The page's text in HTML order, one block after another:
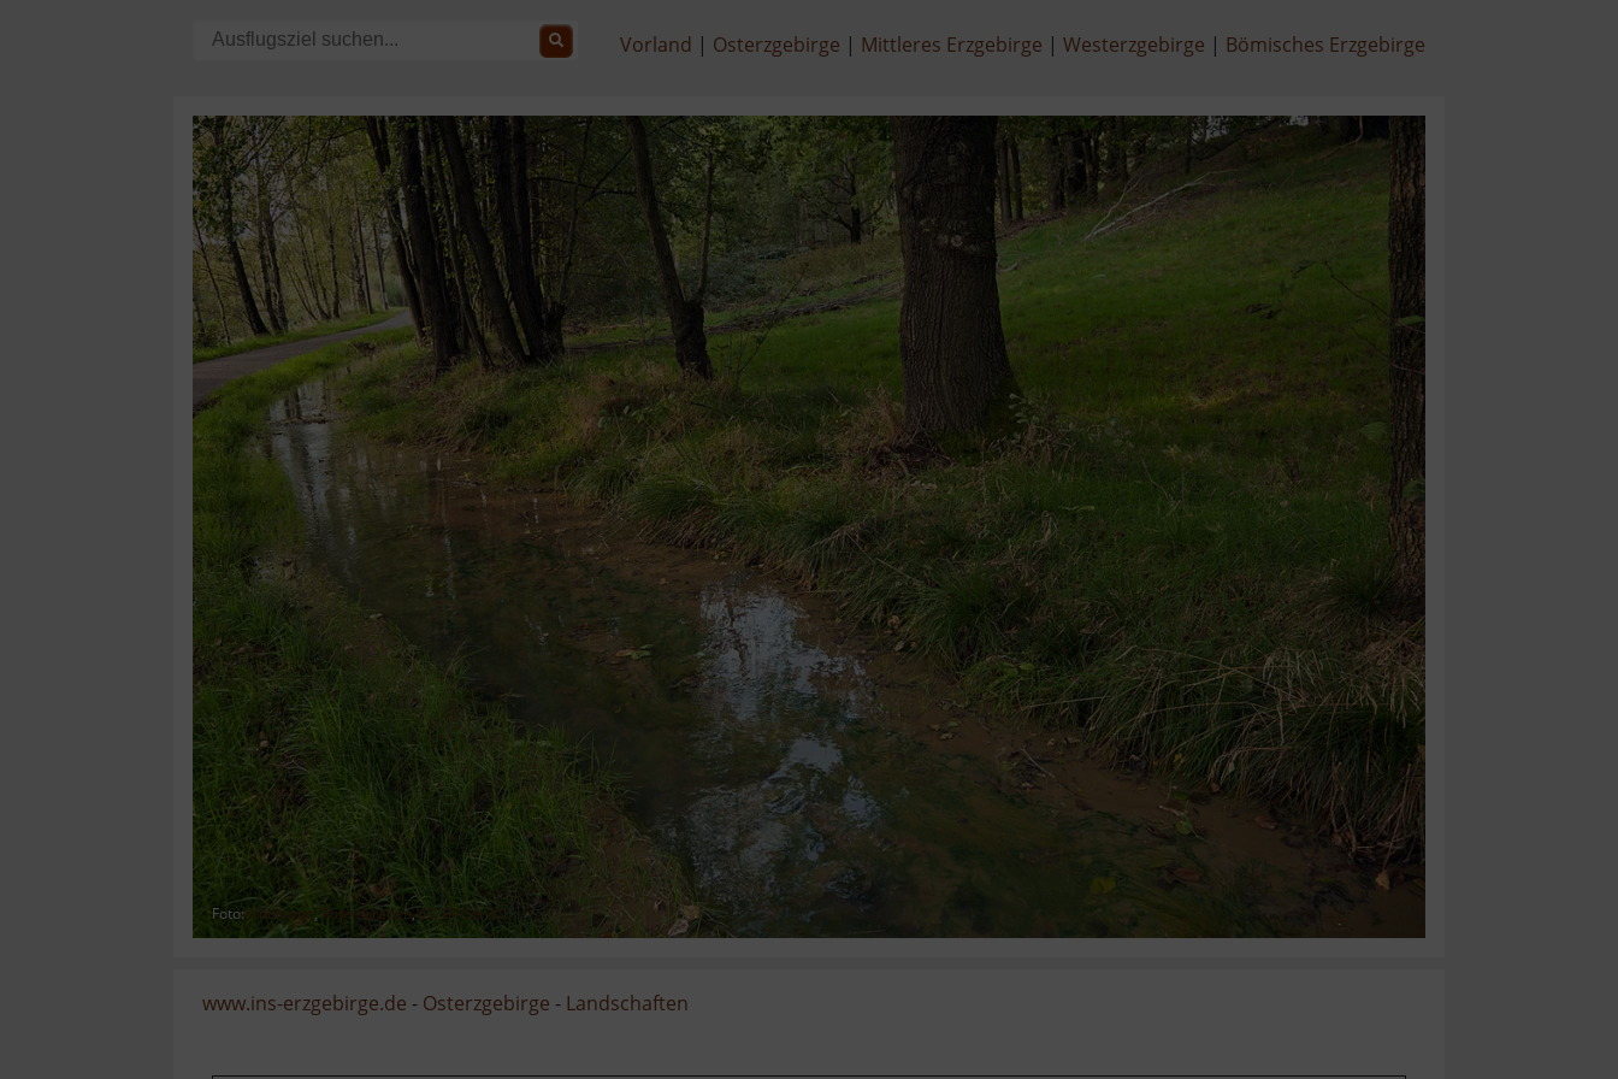
Vorland Osterzgebirge Mittleres Erzgebirge Westerzgebirge Bömisches Erzgebirge
Foto:Unukorno , Roter Graben,CC BY-SA 3.0
www.ins-erzgebirge.de - Osterzgebirge - Landschaften